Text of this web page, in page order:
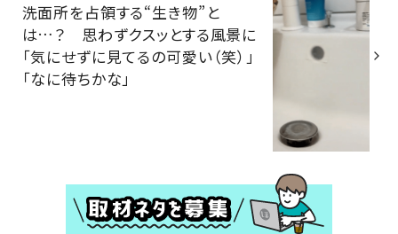
洗面所を占領する“生き物”と
は…？ 思わずクスッとする風景に
「気にせずに見てるの可愛い（笑）」
「なに待ちかな」